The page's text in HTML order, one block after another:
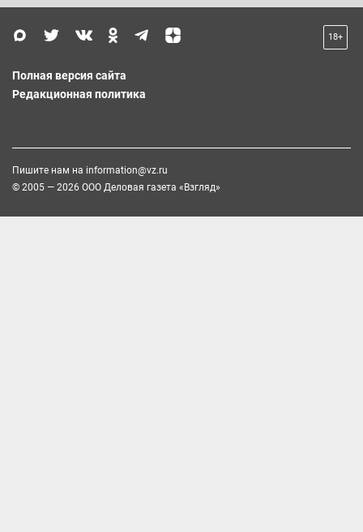
18+
Полная версия сайта
Редакционная политика
Пишите нам на information@vz.ru
© 2005 — 2026 ООО Деловая газета «Взгляд»